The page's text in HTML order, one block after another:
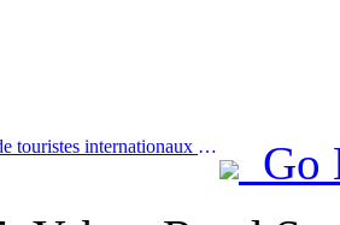
Prev:Les arrivées de touristes internationaux dans le monde ont augmenté de 5 % en glissement annuel au premier semestre de l'année
Go